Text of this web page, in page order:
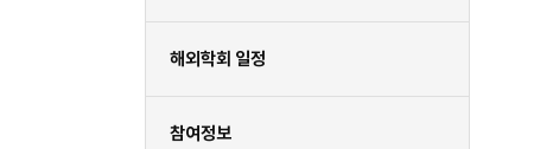
해외학회 일정
참여정보